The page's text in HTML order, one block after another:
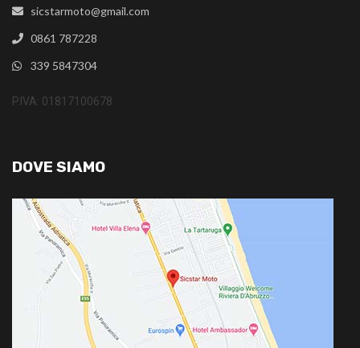
sicstarmoto@gmail.com
0861 787228
339 5847304
P.IVA: 01817100678
DOVE SIAMO